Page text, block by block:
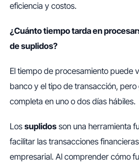
eficiencia y costos.
¿Cuánto tiempo tarda en
de suplidos?
El tiempo de procesamiento puede
banco y el tipo de transacción,
completa en uno o dos días hábiles.
Los suplidos son una herramienta
facilitar las transacciones
empresarial. Al comprender cómo